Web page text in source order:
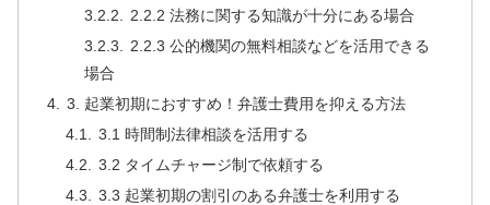
2.2.2 法務に関する知識が十分にある場合
2.2.3 公的機関の無料相談などを活用できる
場合
3. 起業初期におすすめ！弁護士費用を抑える方法
3.1 時間制法律相談を活用する
3.2 タイムチャージ制で依頼する
3.3 起業初期の割引のある弁護士を利用する